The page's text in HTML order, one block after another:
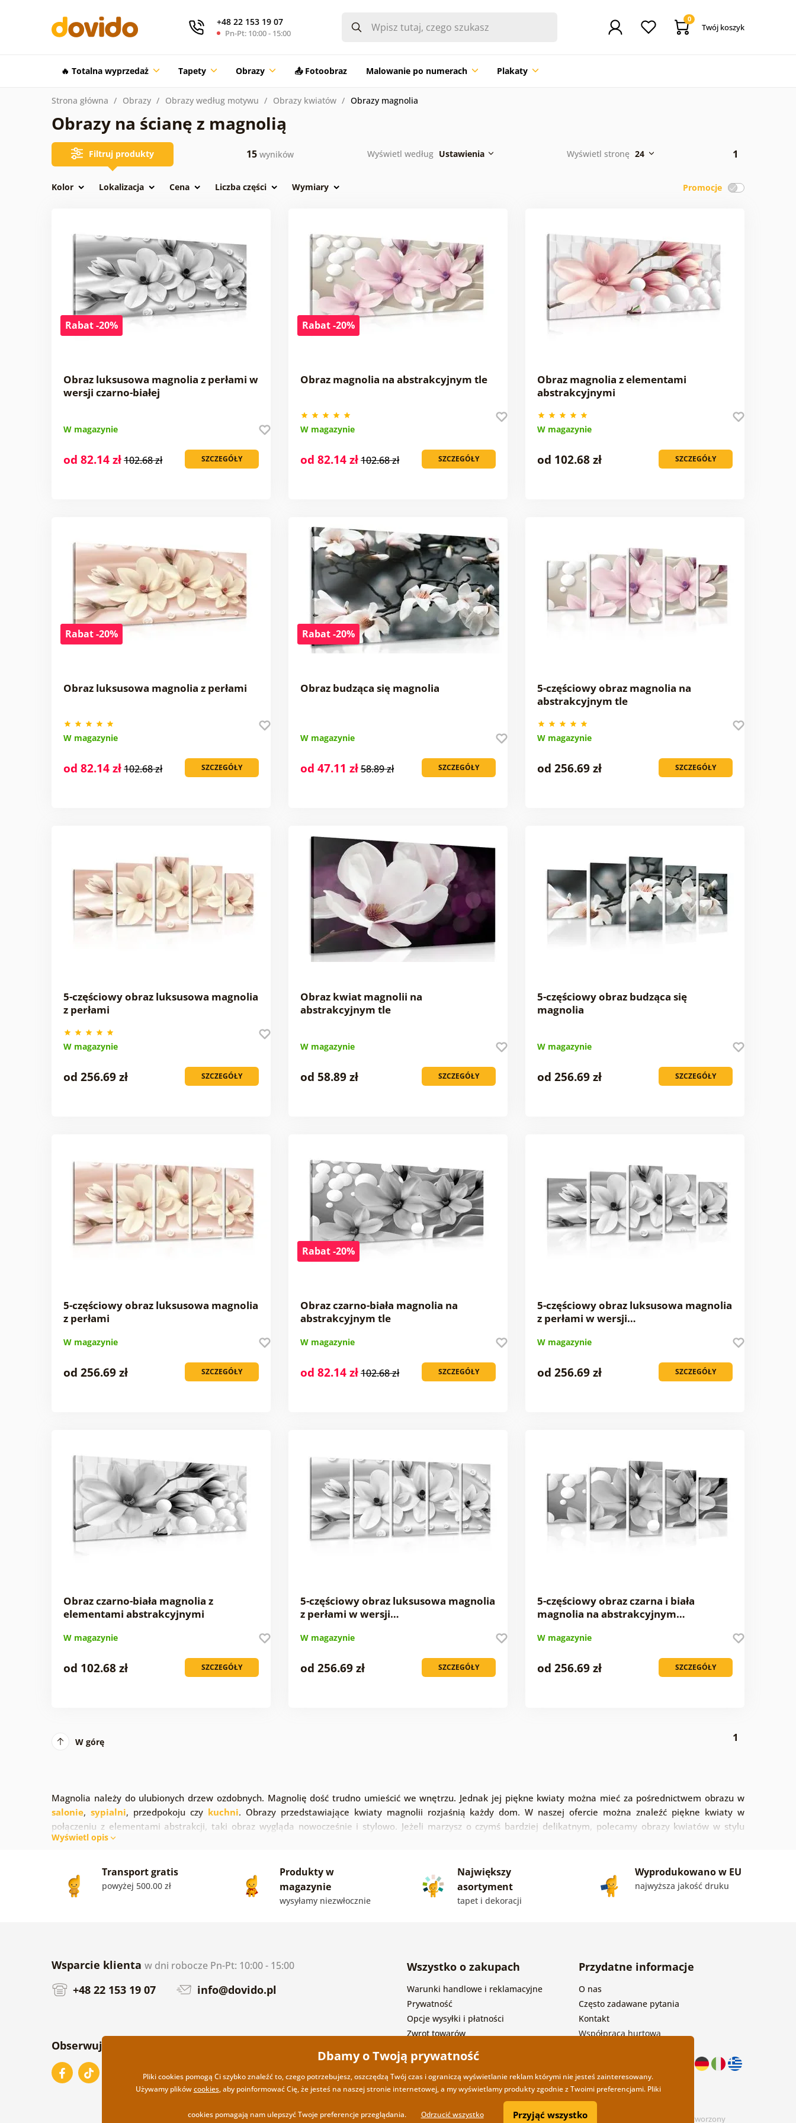
+48 22 153 19 07
Pn-Pt: 10:00 - 15:00
0
Twój koszyk
🔥 Totalna wyprzedaż Tapety Obrazy 📤 Fotoobraz Malowanie po numerach Plakaty
Strona główna Obrazy Obrazy według motywu Obrazy kwiatów Obrazy magnolia
Obrazy na ścianę z magnolią
Filtruj produkty 15 wyników Wyświetl według Ustawienia Wyświetl stronę 24 1
Promocje
Kolor Lokalizacja Cena Liczba części Wymiary
Rabat -20%
Obraz luksusowa magnolia z perłami w
wersji czarno-białej
W magazynie
SZCZEGÓŁY
od 82.14 zł102.68 zł
Rabat -20%
Obraz magnolia na abstrakcyjnym tle
W magazynie
SZCZEGÓŁY
od 82.14 zł102.68 zł
Obraz magnolia z elementami
abstrakcyjnymi
W magazynie
SZCZEGÓŁY
od 102.68 zł
Rabat -20%
Obraz luksusowa magnolia z perłami
W magazynie
SZCZEGÓŁY
od 82.14 zł102.68 zł
Rabat -20%
Obraz budząca się magnolia
W magazynie
SZCZEGÓŁY
od 47.11 zł58.89 zł
5-częściowy obraz magnolia na
abstrakcyjnym tle
W magazynie
SZCZEGÓŁY
od 256.69 zł
5-częściowy obraz luksusowa magnolia
z perłami
W magazynie
SZCZEGÓŁY
od 256.69 zł
Obraz kwiat magnolii na
abstrakcyjnym tle
W magazynie
SZCZEGÓŁY
od 58.89 zł
5-częściowy obraz budząca się
magnolia
W magazynie
SZCZEGÓŁY
od 256.69 zł
5-częściowy obraz luksusowa magnolia
z perłami
W magazynie
SZCZEGÓŁY
od 256.69 zł
Rabat -20%
Obraz czarno-biała magnolia na
abstrakcyjnym tle
W magazynie
SZCZEGÓŁY
od 82.14 zł102.68 zł
5-częściowy obraz luksusowa magnolia
z perłami w wersji…
W magazynie
SZCZEGÓŁY
od 256.69 zł
Obraz czarno-biała magnolia z
elementami abstrakcyjnymi
W magazynie
SZCZEGÓŁY
od 102.68 zł
5-częściowy obraz luksusowa magnolia
z perłami w wersji…
W magazynie
SZCZEGÓŁY
od 256.69 zł
5-częściowy obraz czarna i biała
magnolia na abstrakcyjnym…
W magazynie
SZCZEGÓŁY
od 256.69 zł
W górę 1
Magnolia należy do ulubionych drzew ozdobnych. Magnolię dość trudno umieścić we wnętrzu. Jednak jej piękne kwiaty można mieć za pośrednictwem obrazu w
salonie, sypialni, przedpokoju czy kuchni. Obrazy przedstawiające kwiaty magnolii rozjaśnią każdy dom. W naszej ofercie można znaleźć piękne kwiaty w
połączeniu z elementami abstrakcji, taki obraz wygląda nowocześnie i stylowo. Jeżeli marzysz o czymś bardziej delikatnym, polecamy obrazy kwiatów w stylu
vintage.
Wyświetl opis
Transport gratis
powyżej 500.00 zł
Produkty w
magazynie
wysyłamy niezwłocznie
Największy
asortyment
tapet i dekoracji
Wyprodukowano w EU
najwyższa jakość druku
Wsparcie klienta w dni robocze Pn-Pt: 10:00 - 15:00
+48 22 153 19 07 info@dovido.pl
Obserwuj nas na
Wszystko o zakupach
Warunki handlowe i reklamacyjne
Prywatność
Opcje wysyłki i płatności
Zwrot towarów
Przydatne informacje
O nas
Często zadawane pytania
Kontakt
Współpraca hurtowa
Copyright ©2019 © Dovido.pl.WebdesignLitvanyi.sk | Sklep internetowy został stworzony
Dbamy o Twoją prywatność
Pliki cookies pomogą Ci szybko znaleźć to, czego potrzebujesz, oszczędzą Twój czas i ograniczą wyświetlanie reklam którymi nie jesteś zainteresowany.
Używamy plikówcookies, aby poinformować Cię, że jesteś na naszej stronie internetowej, a my wyświetlamy produkty zgodnie z Twoimi preferencjami. Pliki
cookies pomagają nam ulepszyć Twoje preferencje przeglądania. Odrzucić wszystko Przyjąć wszystko